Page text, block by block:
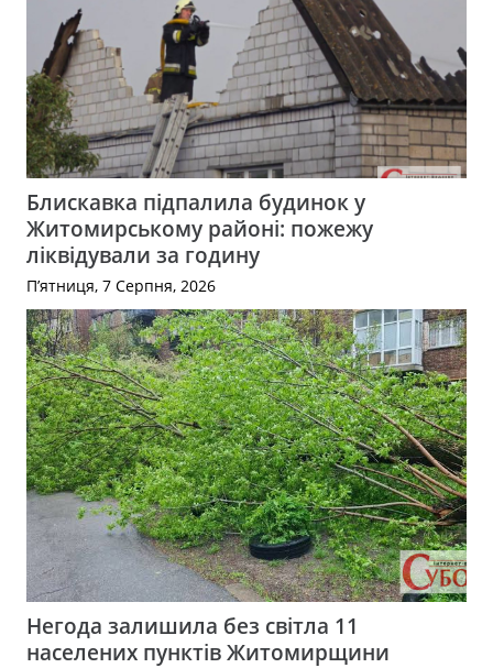
Блискавка підпалила будинок у
Житомирському районі: пожежу
ліквідували за годину
П’ятниця, 7 Серпня, 2026
Негода залишила без світла 11
населених пунктів Житомирщини